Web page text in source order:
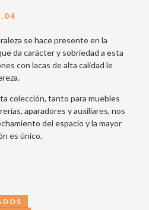
se hace presente en la
da carácter y sobriedad a esta
con lacas de alta calidad le
colección, tanto para muebles
aparadores y auxiliares, nos
del espacio y la mayor
es único.